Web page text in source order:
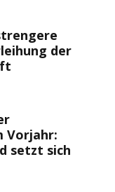
der
Vorjahr:
setzt sich